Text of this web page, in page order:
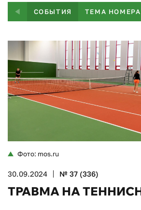
СОБЫТИЯ ТЕМА НОМЕРА
Фото: mos.ru
30.09.2024 № 37 (336)
ТРАВМА НА